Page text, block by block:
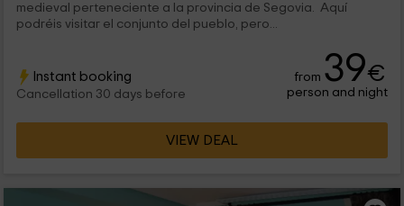
medieval perteneciente a la provincia de Segovia. Aquí
podréis visitar el conjunto del pueblo, pero...
Instant booking
Cancellation 30 days before
from 39€
person and night
VIEW DEAL